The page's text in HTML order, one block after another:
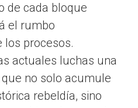
de cada bloque
el rumbo
los procesos.
actuales luchas una
no solo acumule
rebeldía, sino